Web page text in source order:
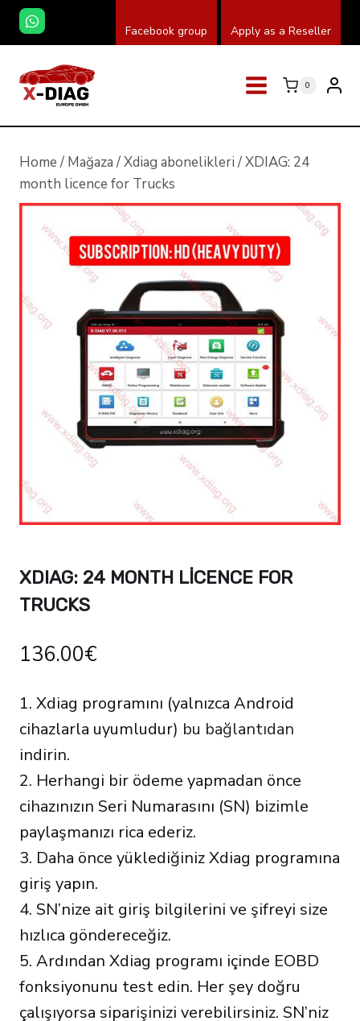
Skip
content
Facebook group Apply as a Reseller
0
Home / Mağaza /Xdiag abonelikleri /XDIAG: 24
month licence for Trucks
XDIAG: 24 MONTH LICENCE FOR
TRUCKS
136.00€
1. Xdiag programını (yalnızca Android
cihazlarla uyumludur) bu bağlantıdan
indirin.
2. Herhangi bir ödeme yapmadan önce
cihazınızın Seri Numarasını (SN) bizimle
paylaşmanızı rica ederiz.
3. Daha önce yüklediğiniz Xdiag programına
giriş yapın.
4. SN’nize ait giriş bilgilerini ve şifreyi size
hızlıca göndereceğiz.
5. Ardından Xdiag programı içinde EOBD
fonksiyonunu test edin. Her şey doğru
çalışıyorsa siparişinizi verebilirsiniz. SN’niz